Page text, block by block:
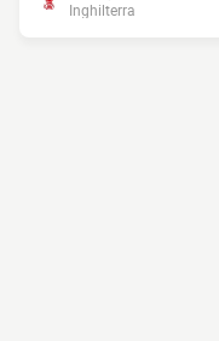
Inghilterra